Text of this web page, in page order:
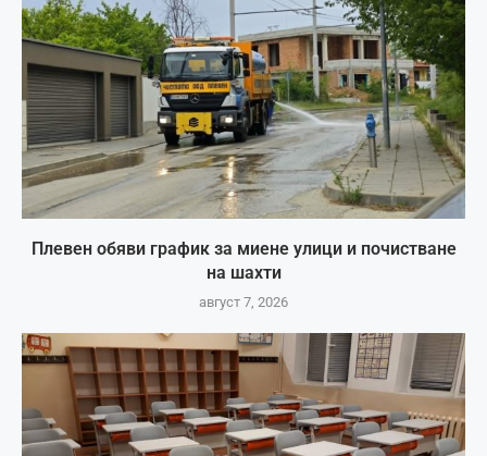
Плевен обяви график за миене улици и почистване
на шахти
август 7, 2026